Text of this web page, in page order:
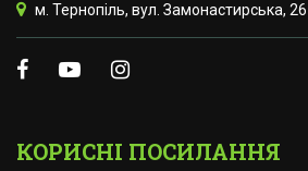
м. Тернопіль, вул. Замонастирська, 26
КОРИСНІ ПОСИЛАННЯ